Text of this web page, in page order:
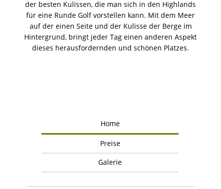
der besten Kulissen, die man sich in den Highlands
für eine Runde Golf vorstellen kann. Mit dem Meer
auf der einen Seite und der Kulisse der Berge im
Hintergrund, bringt jeder Tag einen anderen Aspekt
dieses herausfordernden und schönen Platzes.
Home
Preise
Galerie